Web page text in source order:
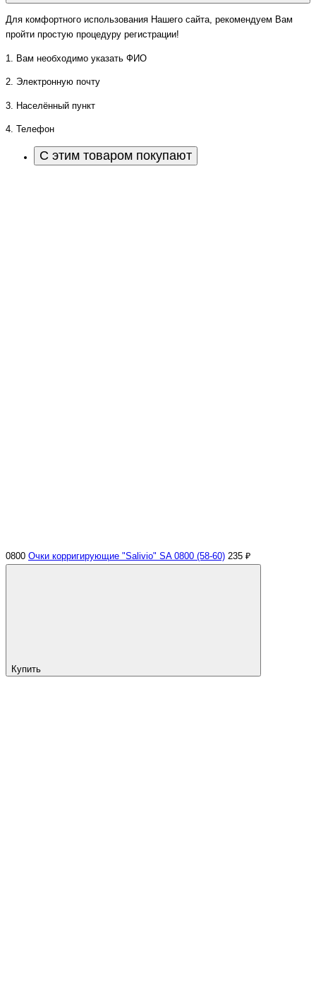
Для комфортного использования Нашего сайта, рекомендуем Вам
пройти простую процедуру регистрации!
1. Вам необходимо указать ФИО
2. Электронную почту
3. Населённый пункт
4. Телефон
С этим товаром покупают
0800 Очки корригирующие "Salivio" SA 0800 (58-60) 235 ₽
Купить